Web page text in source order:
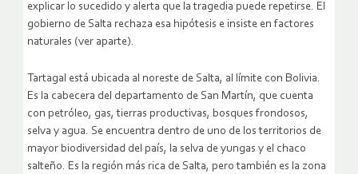
explicar lo sucedido y alerta que la tragedia puede repetirse. El
gobierno de Salta rechaza esa hipótesis e insiste en factores
naturales (ver aparte).
Tartagal está ubicada al noreste de Salta, al límite con Bolivia.
Es la cabecera del departamento de San Martín, que cuenta
con petróleo, gas, tierras productivas, bosques frondosos,
selva y agua. Se encuentra dentro de uno de los territorios de
mayor biodiversidad del país, la selva de yungas y el chaco
salteño. Es la región más rica de Salta, pero también es la zona